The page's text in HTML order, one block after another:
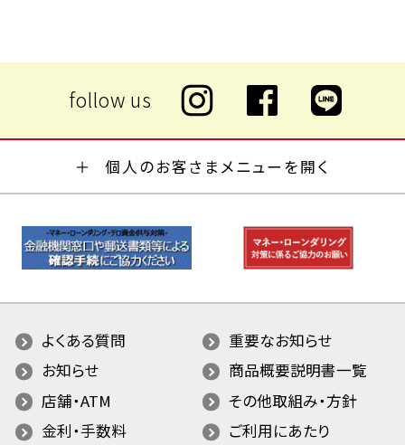
個人のお客さまメニューを開く
よくある質問
重要なお知らせ
お知らせ
商品概要説明書一覧
店舗・ATM
その他取組み・方針
金利・手数料
ご利用にあたり